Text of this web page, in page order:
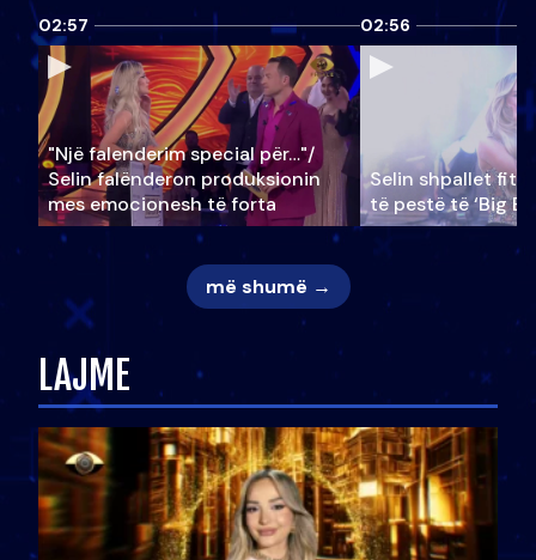
02:57
"Një falenderim special për…"/
Selin falënderon produksionin
mes emocionesh të forta
02:56
Selin shpallet
të pestë të ‘Big
më shumë →
LAJME